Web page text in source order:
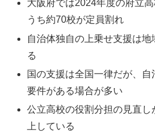
大阪府では2024年度の府立
うち約70校が定員割れ
自治体独自の上乗せ支援は
る
国の支援は全国一律だが、
要件がある場合が多い
公立高校の役割分担の見直
上している